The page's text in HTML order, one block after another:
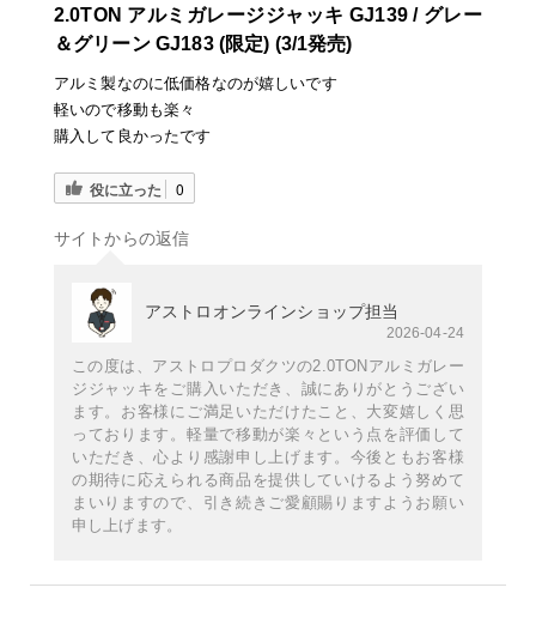
2.0TON アルミガレージジャッキ GJ139 / グレー
＆グリーン GJ183 (限定) (3/1発売)
アルミ製なのに低価格なのが嬉しいです
軽いので移動も楽々
購入して良かったです
役に立った 0
サイトからの返信
アストロオンラインショップ担当
2026-04-24
この度は、アストロプロダクツの2.0TONアルミガレー
ジジャッキをご購入いただき、誠にありがとうござい
ます。お客様にご満足いただけたこと、大変嬉しく思
っております。軽量で移動が楽々という点を評価して
いただき、心より感謝申し上げます。今後ともお客様
の期待に応えられる商品を提供していけるよう努めて
まいりますので、引き続きご愛顧賜りますようお願い
申し上げます。